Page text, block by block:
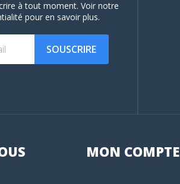
à tout moment. Voirnotre
pour en savoir plus.
SOUSCRIRE
MON COMPTE